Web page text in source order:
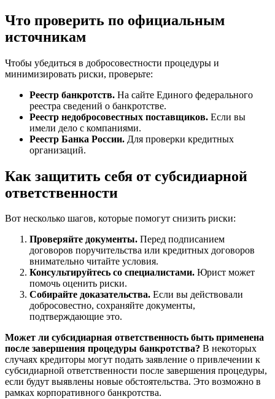
Что проверить по официальным
источникам
Чтобы убедиться в добросовестности процедуры и
минимизировать риски, проверьте:
Реестр банкротств. На сайте Единого федерального
реестра сведений о банкротстве.
Реестр недобросовестных поставщиков. Если вы
имели дело с компаниями.
Реестр Банка России. Для проверки кредитных
организаций.
Как защитить себя от субсидиарной
ответственности
Вот несколько шагов, которые помогут снизить риски:
Проверяйте документы. Перед подписанием
договоров поручительства или кредитных договоров
внимательно читайте условия.
Консультируйтесь со специалистами. Юрист может
помочь оценить риски.
Собирайте доказательства. Если вы действовали
добросовестно, сохраняйте документы,
подтверждающие это.
Может ли субсидиарная ответственность быть применена
после завершения процедуры банкротства? В некоторых
случаях кредиторы могут подать заявление о привлечении к
субсидиарной ответственности после завершения процедуры,
если будут выявлены новые обстоятельства. Это возможно в
рамках корпоративного банкротства.